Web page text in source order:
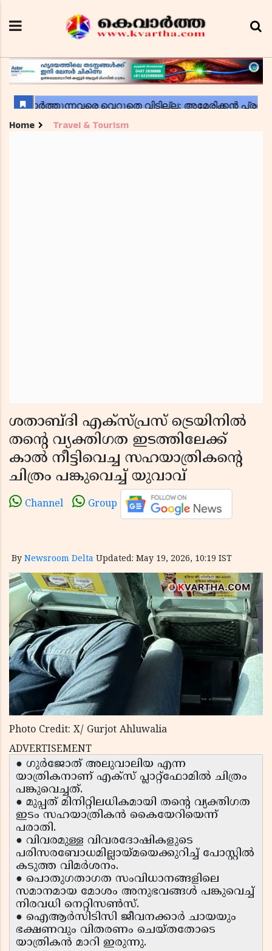
Home Travel & Tourism
ശതാബ്ദി എക്സ്പ്രസ് ട്രെയിനിൽ
തൻ്റെ വ്യക്തിഗത ഇടത്തിലേക്ക്
കാൽ നീട്ടിവെച്ച സഹയാത്രികൻ്റെ
ചിത്രം പങ്കുവെച്ച് യുവാവ്
Channel Group
By Newsroom Delta Updated: May 19, 2026, 10:19 IST
Photo Credit: X/ Gurjot Ahluwalia
ADVERTISEMENT
● ഗുർജോത് അലുവാലിയ എന്ന
യാത്രികനാണ് എക്സ് പ്ലാറ്റ്‌ഫോമിൽ ചിത്രം
പങ്കുവെച്ചത്.
● മുപ്പത് മിനിറ്റിലധികമായി തന്റെ വ്യക്തിഗത
ഇടം സഹയാത്രികൻ കൈയേറിയെന്ന്
പരാതി.
● വിവരമുള്ള വിവരദോഷികളുടെ
പരിസരബോധമില്ലായ്മയെക്കുറിച്ച് പോസ്റ്റിൽ
കടുത്ത വിമർശനം.
● പൊതുഗതാഗത സംവിധാനങ്ങളിലെ
സമാനമായ മോശം അനുഭവങ്ങൾ പങ്കുവെച്ച്
നിരവധി നെറ്റിസൺസ്.
● ഐആർസിടിസി ജീവനക്കാർ ചായയും
ഭക്ഷണവും വിതരണം ചെയ്തതോടെ
യാത്രികൻ മാറി ഇരുന്നു.